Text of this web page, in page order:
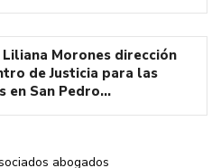
Liliana Morones dirección
de Justicia para las
en San Pedro…